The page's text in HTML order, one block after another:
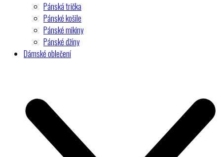
Pánská trička
Pánské košile
Pánské mikiny
Pánské džíny
Dámské oblečení